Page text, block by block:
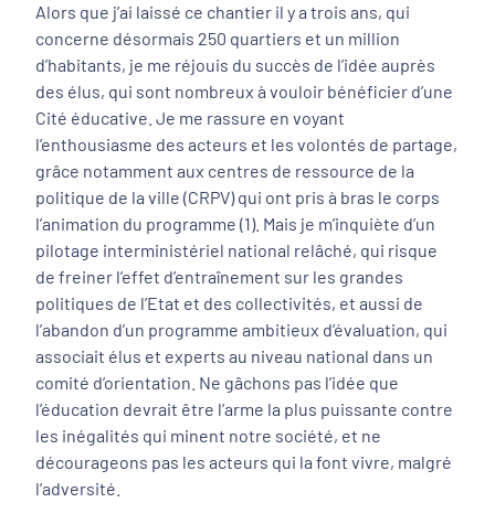
Alors que j’ai laissé ce chantier il y a trois ans, qui
concerne désormais 250 quartiers et un million
d’habitants, je me réjouis du succès de l’idée auprès
des élus, qui sont nombreux à vouloir bénéficier d’une
Cité éducative. Je me rassure en voyant
l’enthousiasme des acteurs et les volontés de partage,
grâce notamment aux centres de ressource de la
politique de la ville (CRPV) qui ont pris à bras le corps
l’animation du programme (1). Mais je m’inquiète d’un
pilotage interministériel national relâché, qui risque
de freiner l’effet d’entraînement sur les grandes
politiques de l’Etat et des collectivités, et aussi de
l’abandon d’un programme ambitieux d’évaluation, qui
associait élus et experts au niveau national dans un
comité d’orientation. Ne gâchons pas l’idée que
l’éducation devrait être l’arme la plus puissante contre
les inégalités qui minent notre société, et ne
décourageons pas les acteurs qui la font vivre, malgré
l’adversité.